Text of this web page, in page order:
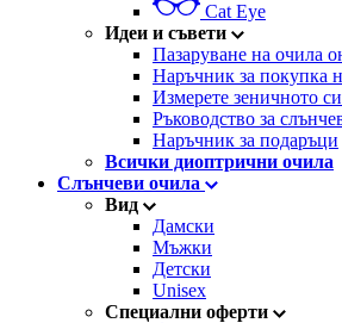
Cat Eye
Идеи и съвети
Пазаруване на очила
Наръчник за покупка
Измерете зеничното
Ръководство за
Наръчник за подаръци
Всички диоптрични очила
Слънчеви очила
Вид
Дамски
Мъжки
Детски
Unisex
Специални оферти